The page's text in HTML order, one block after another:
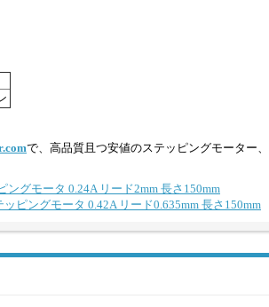
で、高品質且つ安値のステッピングモーター
ングモータ 0.24A リード2mm 長さ150mm
ピングモータ 0.42A リード0.635mm 長さ150mm